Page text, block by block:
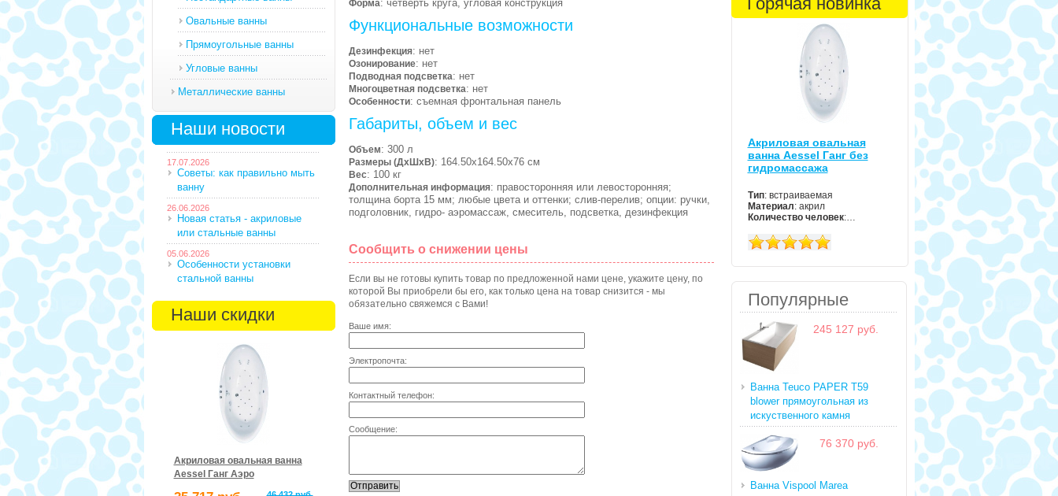
Овальные ванны
Прямоугольные ванны
Угловые ванны
Металлические ванны
Наши новости
17.07.2026
Советы: как правильно мыть
ванну
26.06.2026
Новая статья - акриловые
или стальные ванны
05.06.2026
Особенности установки
стальной ванны
Наши скидки
Акриловая овальная ванна
Aessel Ганг Аэро
Форма: четверть круга, угловая конструкция
Функциональные возможности
Дезинфекция: нет
Озонирование: нет
Подводная подсветка: нет
Многоцветная подсветка: нет
Особенности: съемная фронтальная панель
Габариты, объем и вес
Объем: 300 л
Размеры (ДхШхВ): 164.50х164.50х76 см
Вес: 100 кг
Дополнительная информация: правосторонняя или левосторонняя;
толщина борта 15 мм; любые цвета и оттенки; слив-перелив; опции: ручки,
подголовник, гидро- аэромассаж, смеситель, подсветка, дезинфекция
Сообщить о снижении цены
Если вы не готовы купить товар по предложенной нами цене, укажите цену, по
которой Вы приобрели бы его, как только цена на товар снизится - мы
обязательно свяжемся с Вами!
Ваше имя:
Электропочта:
Контактный телефон:
Сообщение:
Акриловая овальная
ванна Aessel Ганг без
гидромассажа
Тип: встраиваемая
Материал: акрил
Количество человек:…
Популярные
245 127 руб.
Ванна Teuco PAPER T59
blower прямоугольная из
искуственного камня
76 370 руб.
Ванна Vispool Marea